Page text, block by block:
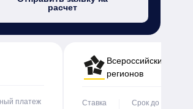
расчет
платеж
Всероссийский банк
регионов
Ставка Срок до